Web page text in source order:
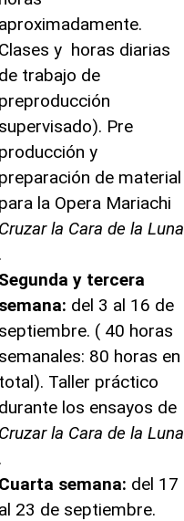
aproximadamente.
Clases y horas diarias
de trabajo de
preproducción
supervisado). Pre
producción y
preparación de material
para la Opera Mariachi
Cruzar la Cara de la Luna
.
Segunda y tercera
semana: del 3 al 16 de
septiembre. ( 40 horas
semanales: 80 horas en
total). Taller práctico
durante los ensayos de
Cruzar la Cara de la Luna
.
Cuarta semana: del 17
al 23 de septiembre.